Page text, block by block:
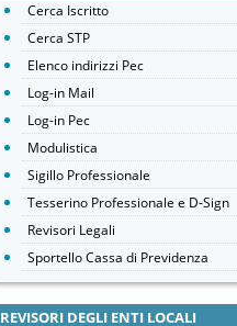
Cerca Iscritto
Cerca STP
Elenco indirizzi Pec
Log-in Mail
Log-in Pec
Modulistica
Sigillo Professionale
Tesserino Professionale e D-Sign
Revisori Legali
Sportello Cassa di Previdenza
REVISORI DEGLI ENTI LOCALI